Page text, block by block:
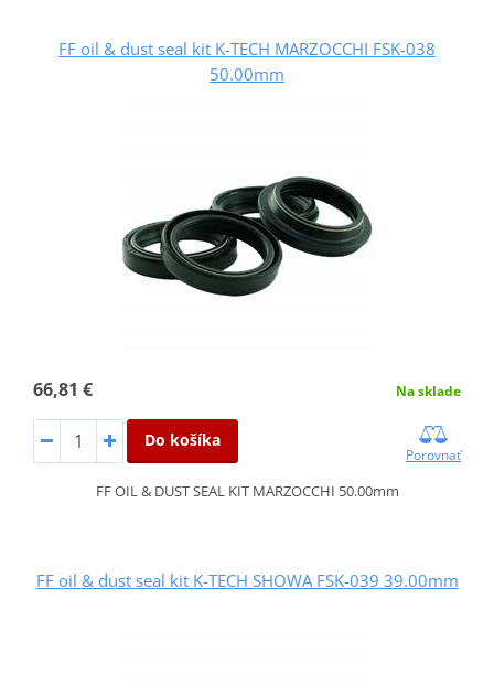
FF oil & dust seal kit K-TECH MARZOCCHI FSK-038
50.00mm
66,81 € Na sklade
Do košíka
Porovnať
FF OIL & DUST SEAL KIT MARZOCCHI 50.00mm
FF oil & dust seal kit K-TECH SHOWA FSK-039 39.00mm